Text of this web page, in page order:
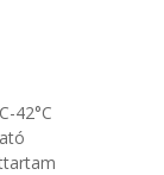
42°C